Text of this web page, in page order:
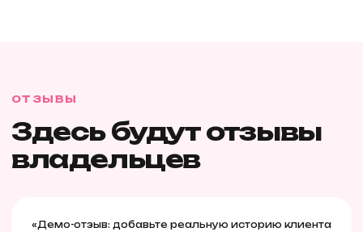
ОТЗЫВЫ
Здесь будут отзывы
владельцев
«Демо-отзыв: добавьте реальную историю клиента